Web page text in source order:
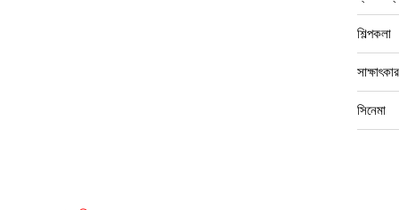
শিল্পকলা
সাক্ষাৎকার
সিনেমা